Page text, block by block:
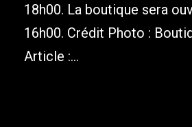
18h00. La boutique sera
16h00. Crédit Photo :
Article :...